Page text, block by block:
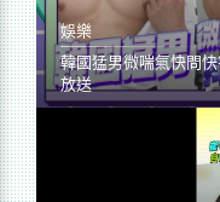
娛樂
韓國猛男微喘氣快問
放送